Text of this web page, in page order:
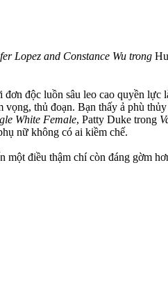
Lopez and Constance Wu trong
độc luồn sâu leo cao quyền lực
vọng, thủ đoạn. Bạn thấy ả phù
White Female, Patty Duke trong
nữ không có ai kiềm chế.
một điều thậm chí còn đáng gờm